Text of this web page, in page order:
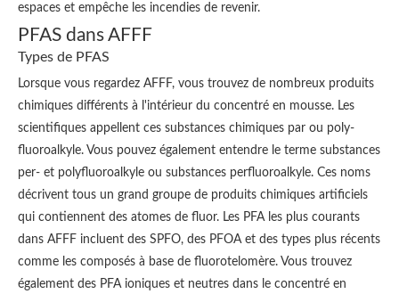
espaces et empêche les incendies de revenir.
PFAS dans AFFF
Types de PFAS
Lorsque vous regardez AFFF, vous trouvez de nombreux produits
chimiques différents à l'intérieur du concentré en mousse. Les
scientifiques appellent ces substances chimiques par ou poly-
fluoroalkyle. Vous pouvez également entendre le terme substances
per- et polyfluoroalkyle ou substances perfluoroalkyle. Ces noms
décrivent tous un grand groupe de produits chimiques artificiels
qui contiennent des atomes de fluor. Les PFA les plus courants
dans AFFF incluent des SPFO, des PFOA et des types plus récents
comme les composés à base de fluorotelomère. Vous trouvez
également des PFA ioniques et neutres dans le concentré en